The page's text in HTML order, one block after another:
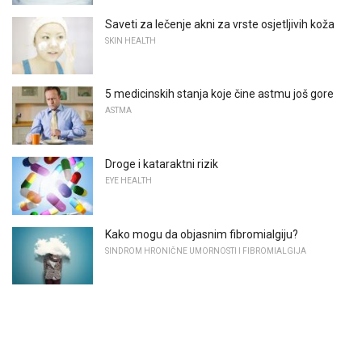
Saveti za lečenje akni za vrste osjetljivih koža
SKIN HEALTH
5 medicinskih stanja koje čine astmu još gore
ASTMA
Droge i kataraktni rizik
EYE HEALTH
Kako mogu da objasnim fibromialgiju?
SINDROM HRONIČNE UMORNOSTI I FIBROMIALGIJA